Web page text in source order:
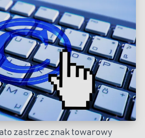
zastrzec znak towarowy